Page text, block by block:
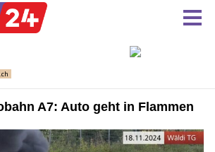
A7: Auto geht in Flammen